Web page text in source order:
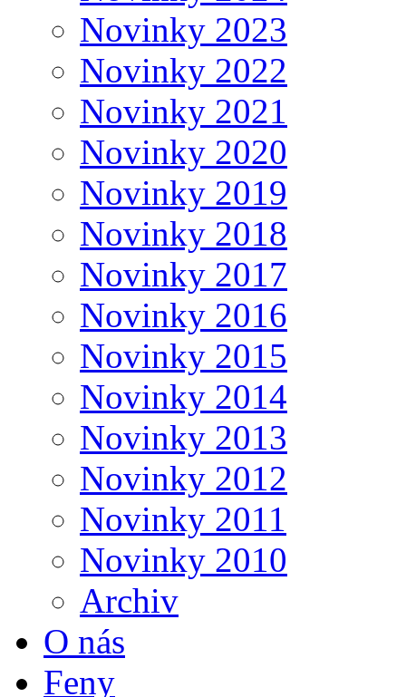
Novinky 2023
Novinky 2022
Novinky 2021
Novinky 2020
Novinky 2019
Novinky 2018
Novinky 2017
Novinky 2016
Novinky 2015
Novinky 2014
Novinky 2013
Novinky 2012
Novinky 2011
Novinky 2010
Archiv
O nás
Feny